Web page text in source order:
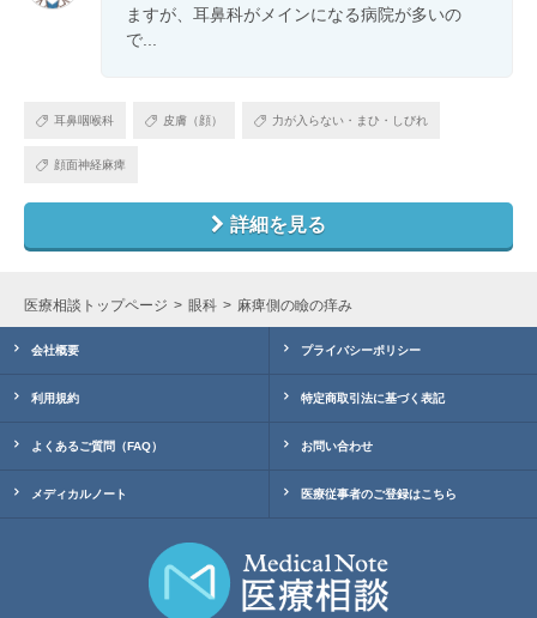
ますが、耳鼻科がメインになる病院が多いの
で...
耳鼻咽喉科 皮膚（顔） 力が入らない・まひ・しびれ
顔面神経麻痺
詳細を見る
医療相談トップページ 眼科 麻痺側の瞼の痒み
会社概要 プライバシーポリシー
利用規約 特定商取引法に基づく表記
よくあるご質問（FAQ） お問い合わせ
メディカルノート 医療従事者のご登録はこちら